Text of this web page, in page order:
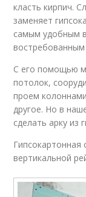
класть кирпич.
заменяет
самым удобным
С его помощью
потолок,
проем
другое. Но в
сделать арку из
Гипсокартонная
вертикальной